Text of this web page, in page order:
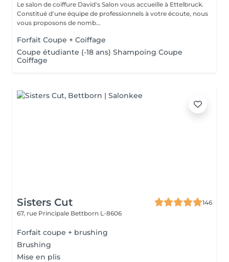
Le salon de coiffure David's Salon vous accueille à Ettelbruck.
Constitué d'une équipe de professionnels à votre écoute, nous
vous proposons de nomb...
Forfait Coupe + Coiffage
Coupe étudiante (-18 ans) Shampoing Coupe
Coiffage
Sisters Cut
146
67, rue Principale Bettborn L-8606
Forfait coupe + brushing
Brushing
Mise en plis